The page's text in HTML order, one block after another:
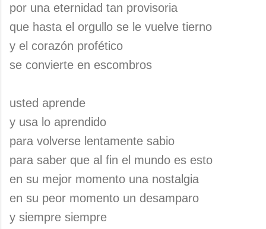
por una eternidad tan provisoria
que hasta el orgullo se le vuelve tierno
y el corazón profético
se convierte en escombros
usted aprende
y usa lo aprendido
para volverse lentamente sabio
para saber que al fin el mundo es esto
en su mejor momento una nostalgia
en su peor momento un desamparo
y siempre siempre